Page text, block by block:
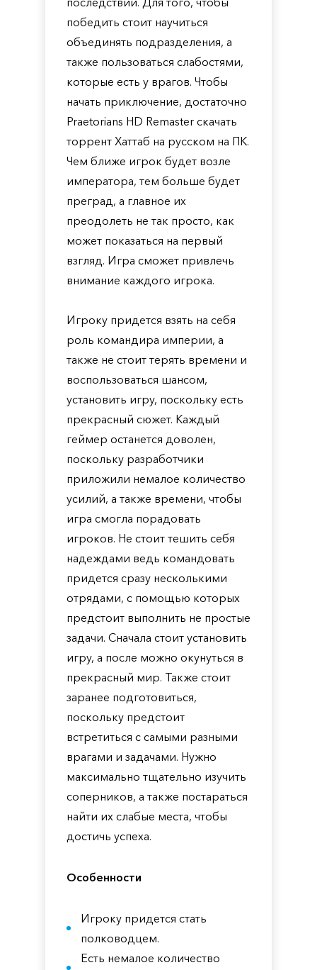
победить стоит научиться
объединять подразделения, а
также пользоваться слабостями,
которые есть у врагов. Чтобы
начать приключение, достаточно
Praetorians HD Remaster скачать
торрент Хаттаб на русском на ПК.
Чем ближе игрок будет возле
императора, тем больше будет
преград, а главное их
преодолеть не так просто, как
может показаться на первый
взгляд. Игра сможет привлечь
внимание каждого игрока.
Игроку придется взять на себя
роль командира империи, а
также не стоит терять времени и
воспользоваться шансом,
установить игру, поскольку есть
прекрасный сюжет. Каждый
геймер останется доволен,
поскольку разработчики
приложили немалое количество
усилий, а также времени, чтобы
игра смогла порадовать
игроков. Не стоит тешить себя
надеждами ведь командовать
придется сразу несколькими
отрядами, с помощью которых
предстоит выполнить не простые
задачи. Сначала стоит установить
игру, а после можно окунуться в
прекрасный мир. Также стоит
заранее подготовиться,
поскольку предстоит
встретиться с самыми разными
врагами и задачами. Нужно
максимально тщательно изучить
соперников, а также постараться
найти их слабые места, чтобы
достичь успеха.
Особенности
Игроку придется стать
полководцем.
Есть немалое количество